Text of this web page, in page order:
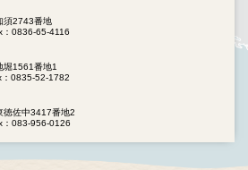
2743番地
：0836-65-4116
1561番地1
：0835-52-1782
佐中3417番地2
：083-956-0126